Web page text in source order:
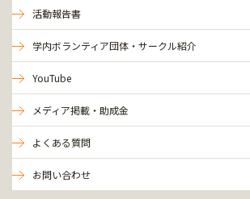
活動報告書
学内ボランティア団体・サークル紹介
YouTube
メディア掲載・助成金
よくある質問
お問い合わせ